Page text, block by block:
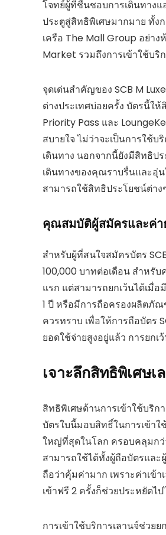
โจทย์ผู้ที่ชื่นชอบการเดินทางแ
ประตูสู่สิทธิพิเศษมากมาย ทั้ง
เครือ The Mall Group อย่า
Market รวมถึงการเข้าใช้บริ
จุดเด่นสำคัญของ SCB M
ต่างประเทศบ่อยครั้ง บัตรนี้ใ
Priority Pass และ
สบายใจ ไม่ว่าจะเป็นการใช้
เดินทาง นอกจากนี้ยังมีสิทธิป
เดินทางของคุณราบรื่นและอุ่
สามารถใช้สิทธิประโยชน์ต่าง
คุณสมบัติผู้สมัครและค่า
สำหรับผู้ที่สนใจสมัครบัตร
100,000 บาทต่อเดือน สำหรั
แรก แต่สามารถยกเว้นได้เมื่
1 ปี หรือมีการถือครองผลิตภั
ควรทราบ เพื่อให้การถือบัตร
ยอดใช้จ่ายสูงอยู่แล้ว การยกเ
เจาะลึกสิทธิพิเศษ
สิทธิพิเศษด้านการเข้าใช้บริก
บัตรใบนี้มอบสิทธิ์ในการเข้าใ
ใหญ่ที่สุดในโลก ครอบคลุมกว่
สามารถใช้ได้ทั้งผู้ถือบัตรแล
ถือว่าคุ้มค่ามาก เพราะค่าเข้
เข้าฟรี 2 ครั้งก็ช่วยประหยัดไ
การเข้าใช้บริการเลานจ์ช่ว